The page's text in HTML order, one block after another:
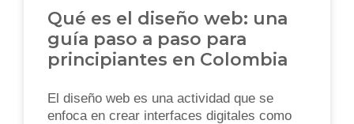
Qué es el diseño web: una
guía paso a paso para
principiantes en Colombia
El diseño web es una actividad que se
enfoca en crear interfaces digitales como